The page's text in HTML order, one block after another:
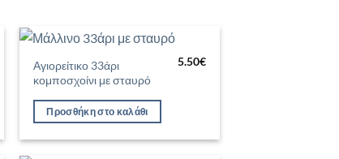
Αγιορείτικο 33άρι
κομποσχοίνι με σταυρό
5.50€
Προσθήκη στο καλάθι